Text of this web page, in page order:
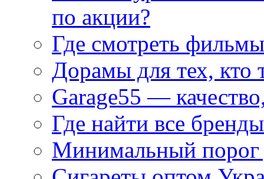
по акции?
Где смотреть
Дорамы для тех, кто
Garage55 —
Где найти все
Минимальный порог